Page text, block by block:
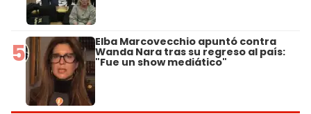
5 Elba Marcovecchio apuntó contra
Wanda Nara tras su regreso al país:
"Fue un show mediático"